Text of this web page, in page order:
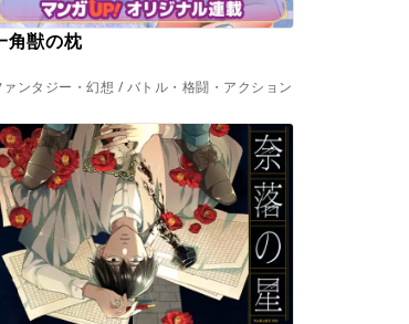
角獣の枕
ァンタジー・幻想 / バトル・格闘・アクション